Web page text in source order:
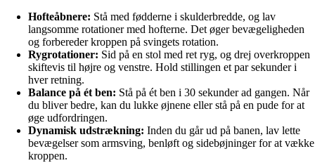
Hofteåbnere: Stå med fødderne i skulderbredde, og lav
langsomme rotationer med hofterne. Det øger bevægeligheden
og forbereder kroppen på svingets rotation.
Rygrotationer: Sid på en stol med ret ryg, og drej overkroppen
skiftevis til højre og venstre. Hold stillingen et par sekunder i
hver retning.
Balance på ét ben: Stå på ét ben i 30 sekunder ad gangen. Når
du bliver bedre, kan du lukke øjnene eller stå på en pude for at
øge udfordringen.
Dynamisk udstrækning: Inden du går ud på banen, lav lette
bevægelser som armsving, benløft og sidebøjninger for at vække
kroppen.